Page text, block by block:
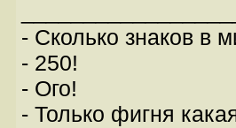
- Сколько знаков в
- 250!
- Ого!
- Только фигня